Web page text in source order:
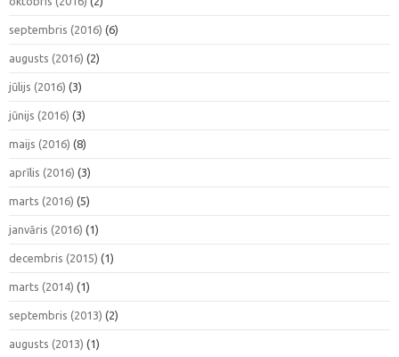
septembris (2016) (6)
augusts (2016) (2)
jūlijs (2016) (3)
jūnijs (2016) (3)
maijs (2016) (8)
aprīlis (2016) (3)
marts (2016) (5)
janvāris (2016) (1)
decembris (2015) (1)
marts (2014) (1)
septembris (2013) (2)
augusts (2013) (1)